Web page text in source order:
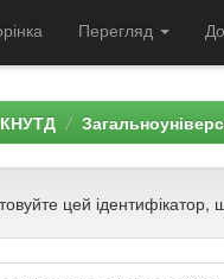
Перегляд
КНУТД
цей